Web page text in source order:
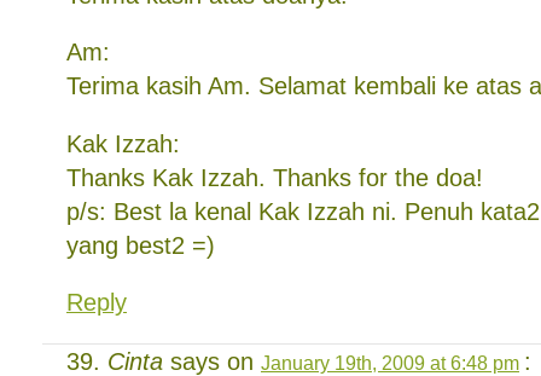
Am:
Terima kasih Am. Selamat kembali ke atas
Kak Izzah:
Thanks Kak Izzah. Thanks for the doa!
p/s: Best la kenal Kak Izzah ni. Penuh
yang best2 =)
Reply
Cinta says on January 19th, 2009 at 6:48 pm :